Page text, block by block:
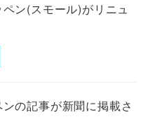
ン(スモール)がリニュ
の記事が新聞に掲載さ